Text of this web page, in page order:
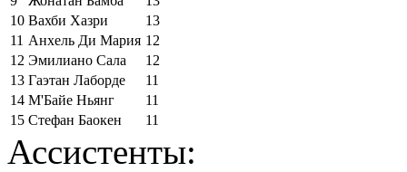
10 Вахби Хазри
13
11 Анхель Ди Мария 12
12 Эмилиано Сала
12
13 Гаэтан Лаборде
11
14 М'Байе Ньянг
11
15 Стефан Баокен 11
Ассистенты: